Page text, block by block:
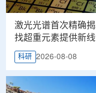
激光光谱首次精确
找超重元素提供新
科研 2026-08-08